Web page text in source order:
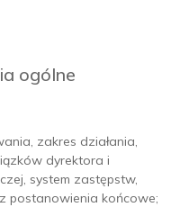
ogólne
zakres działania,
dyrektora i
system zastępstw,
postanowienia końcowe;